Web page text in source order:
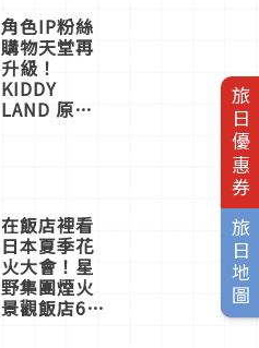
旅日優惠券
旅日地圖
一同給出了
答案
角色IP粉絲
購物天堂再
升級！
KIDDY
LAND 原宿
店3分即達
在飯店裡看
日本夏季花
火大會！星
野集團煙火
景觀飯店6